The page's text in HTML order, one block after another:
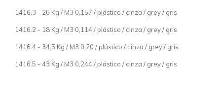
1416.3 - 26 Kg / M3 0,157 / plástico / cinza / grey / gris
1416.2 - 18 Kg / M3 0,114 / plástico / cinza / grey / gris
1416.4 - 34,5 Kg / M3 0,20 / plástico / cinza / grey / gris
1416.5 - 43 Kg / M3 0,244 / plástico / cinza / grey / gris